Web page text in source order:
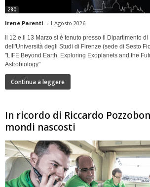
280
Irene Parenti - 1 Agosto 2026
Il 12 e il 13 Marzo si è tenuto presso il Dipartimento
dell'Università degli Studi di Firenze (sede di Sesto
"LIFE Beyond Earth. Exploring Exoplanets and the
Astrobiology"
Continua a leggere
In ricordo di Riccardo
mondi nascosti